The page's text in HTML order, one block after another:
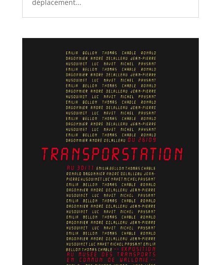
déplacement...